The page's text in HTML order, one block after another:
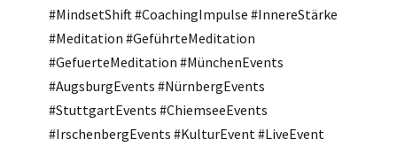
#MindsetShift #CoachingImpulse #InnereStärke
#Meditation #GeführteMeditation
#GefuerteMeditation #MünchenEvents
#AugsburgEvents #NürnbergEvents
#StuttgartEvents #ChiemseeEvents
#IrschenbergEvents #KulturEvent #LiveEvent